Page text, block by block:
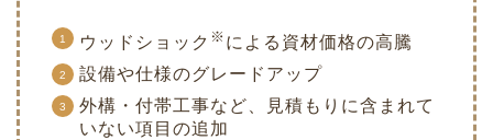
ウッドショック ※ による資材価格の高騰
設備や仕様のグレードアップ
外構・付帯工事など、見積もりに含まれて
いない項目の追加